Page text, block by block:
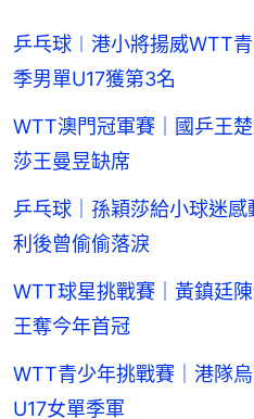
乒乓球︱港小將揚威WTT
季男單U17獲第3名
WTT澳門冠軍賽｜國乒王
莎王曼昱缺席
乒乓球｜孫穎莎給小球迷
利後曾偷偷落淚
WTT球星挑戰賽｜黃鎮廷
王奪今年首冠
WTT青少年挑戰賽｜港隊
U17女單季軍